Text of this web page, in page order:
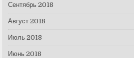
Сентябрь 2018
Август 2018
Июль 2018
Июнь 2018